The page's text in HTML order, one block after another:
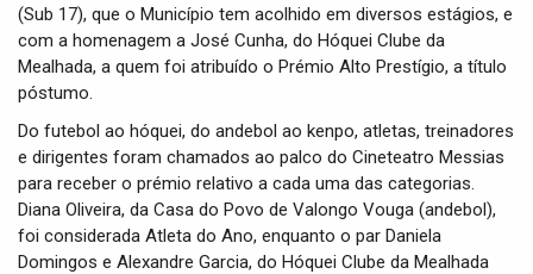
(Sub 17), que o Município tem acolhido em diversos estágios, e
com a homenagem a José Cunha, do Hóquei Clube da
Mealhada, a quem foi atribuído o Prémio Alto Prestígio, a título
póstumo.
Do futebol ao hóquei, do andebol ao kenpo, atletas, treinadores
e dirigentes foram chamados ao palco do Cineteatro Messias
para receber o prémio relativo a cada uma das categorias.
Diana Oliveira, da Casa do Povo de Valongo Vouga (andebol),
foi considerada Atleta do Ano, enquanto o par Daniela
Domingos e Alexandre Garcia, do Hóquei Clube da Mealhada